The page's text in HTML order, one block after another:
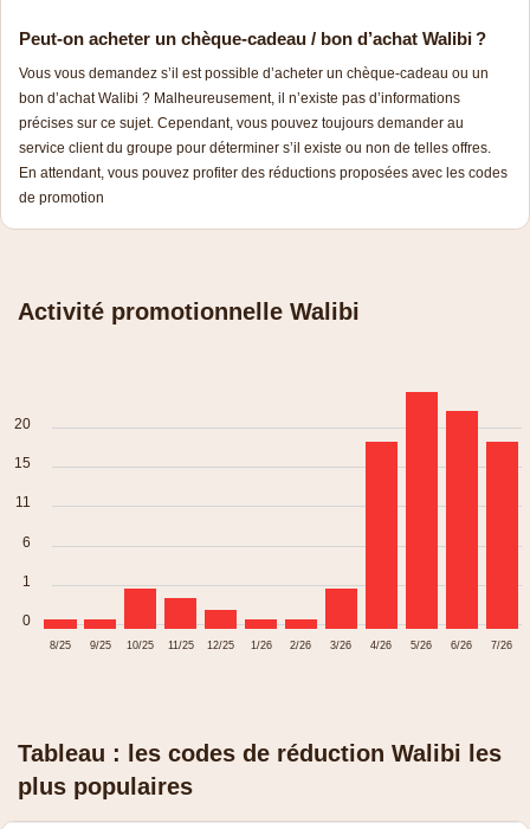
Peut-on acheter un chèque-cadeau / bon d’achat Walibi ?
Vous vous demandez s’il est possible d’acheter un chèque-cadeau ou un
bon d’achat Walibi ? Malheureusement, il n’existe pas d’informations
précises sur ce sujet. Cependant, vous pouvez toujours demander au
service client du groupe pour déterminer s’il existe ou non de telles offres.
En attendant, vous pouvez profiter des réductions proposées avec les codes
de promotion
Activité promotionnelle Walibi
20
15
11
6
1
0
8/25 9/25 10/25 11/25 12/25 1/26 2/26 3/26 4/26 5/26 6/26 7/26
Tableau : les codes de réduction Walibi les
plus populaires